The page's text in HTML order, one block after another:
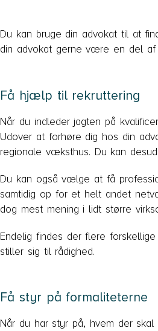
Du kan bruge din advokat til at
din advokat gerne være en del af
Få hjælp til rekruttering
Når du indleder jagten på
Udover at forhøre dig hos din
regionale væksthus. Du kan
Du kan også vælge at få
samtidig op for et helt andet
dog mest mening i lidt større
Endelig findes der flere
stiller sig til rådighed.
Få styr på formaliteterne
Når du har styr på, hvem der